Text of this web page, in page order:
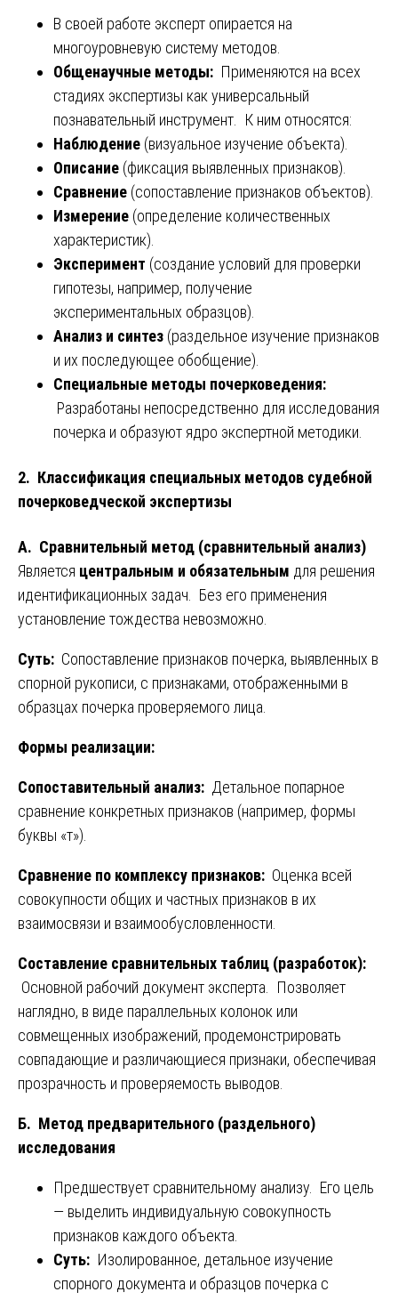
В своей работе эксперт опирается на
многоуровневую систему методов.
Общенаучные методы: Применяются на всех
стадиях экспертизы как универсальный
познавательный инструмент. К ним относятся:
Наблюдение (визуальное изучение объекта).
Описание (фиксация выявленных признаков).
Сравнение (сопоставление признаков объектов).
Измерение (определение количественных
характеристик).
Эксперимент (создание условий для проверки
гипотезы, например, получение
экспериментальных образцов).
Анализ и синтез (раздельное изучение признаков
и их последующее обобщение).
Специальные методы почерковедения:
Разработаны непосредственно для исследования
почерка и образуют ядро экспертной методики.
2. Классификация специальных методов судебной
почерковедческой экспертизы
А. Сравнительный метод (сравнительный анализ)
Является центральным и обязательным для решения
идентификационных задач. Без его применения
установление тождества невозможно.
Суть: Сопоставление признаков почерка, выявленных в
спорной рукописи, с признаками, отображенными в
образцах почерка проверяемого лица.
Формы реализации:
Сопоставительный анализ: Детальное попарное
сравнение конкретных признаков (например, формы
буквы «т»).
Сравнение по комплексу признаков: Оценка всей
совокупности общих и частных признаков в их
взаимосвязи и взаимообусловленности.
Составление сравнительных таблиц (разработок):
Основной рабочий документ эксперта. Позволяет
наглядно, в виде параллельных колонок или
совмещенных изображений, продемонстрировать
совпадающие и различающиеся признаки, обеспечивая
прозрачность и проверяемость выводов.
Б. Метод предварительного (раздельного)
исследования
Предшествует сравнительному анализу. Его цель
— выделить индивидуальную совокупность
признаков каждого объекта.
Суть: Изолированное, детальное изучение
спорного документа и образцов почерка с